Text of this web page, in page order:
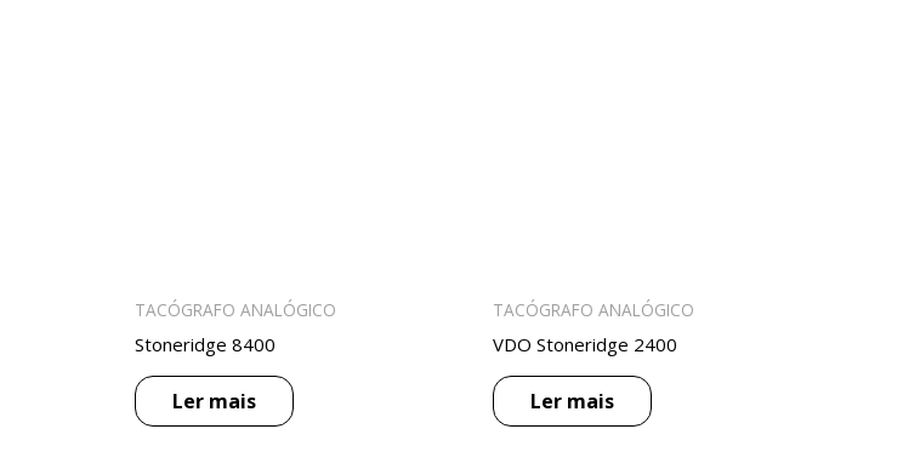
TACÓGRAFO ANALÓGICO
Stoneridge 8400
Ler mais
TACÓGRAFO ANALÓGICO
VDO Stoneridge 2400
Ler mais